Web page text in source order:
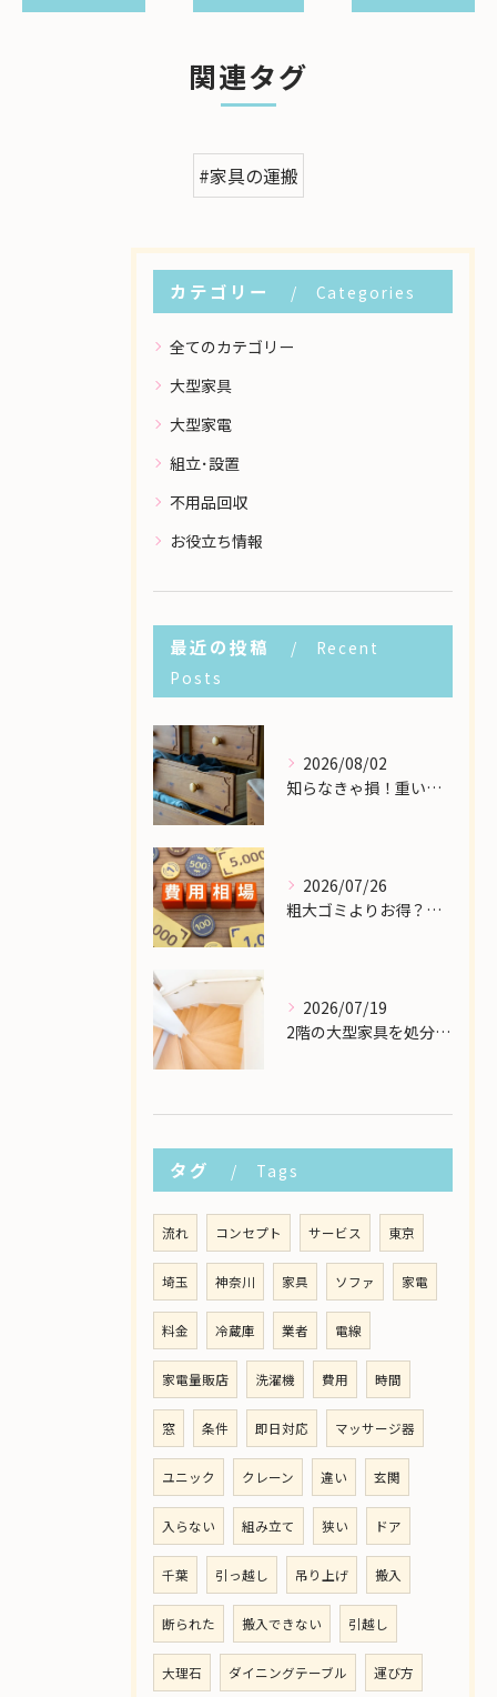
関連タグ
#家具の運搬
カテゴリー Categories
全てのカテゴリー
大型家具
大型家電
組立･設置
不用品回収
お役立ち情報
最近の投稿
Recent
Posts
2026/08/02
知らなきゃ損！重い大型家具の配送費用を格安に抑える裏ワザ
2026/07/26
粗大ゴミよりお得？大型家具の処分業者にかかる費用相場を解説
2026/07/19
2階の大型家具を処分したい！狭い階段から安全に下ろす方法
タグ Tags
流れ コンセプト サービス 東京
埼玉 神奈川 家具 ソファ 家電
料金 冷蔵庫 業者 電線
家電量販店 洗濯機 費用 時間
窓 条件 即日対応 マッサージ器
ユニック クレーン 違い 玄関
入らない 組み立て 狭い ドア
千葉 引っ越し 吊り上げ 搬入
断られた 搬入できない 引越し
大理石 ダイニングテーブル 運び方